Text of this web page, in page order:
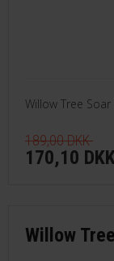
Willow Tree
189,00 DKK
170,10
Willow